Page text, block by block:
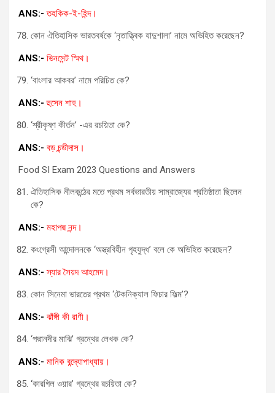
ANS:-তহকিক-ই-হিন্দ।
কোন ঐতিহাসিক ভারতবর্ষকে ‘নৃতাত্ত্বিক যাদুশালা’ নামে অভিহিত করেছেন?
ANS:- ভিনসেন্ট স্মিথ।
‘বাংলার আকবর’ নামে পরিচিত কে?
ANS:-হুসেন শাহ।
‘শ্রীকৃষ্ণ কীর্তন’ -এর রচয়িতা কে?
ANS:- বড় চন্ডীদাস।
Food SI Exam 2023 Questions and Answers
ঐতিহাসিক নীলকন্ঠের মতে প্রথম সর্বভারতীয় সাম্রাজ্যের প্রতিষ্ঠাতা ছিলেন
কে?
ANS:- মহাপদ্ম নন্দ।
কংগ্রেসী আন্দোলনকে ‘অস্ত্রবিহীন গৃহযুদ্ধ’ বলে কে অভিহিত করেছেন?
ANS:-স্যার সৈয়দ আহমেদ।
কোন সিনেমা ভারতের প্রথম ‘টেকনিক্যাল ফিচার ফিল্ম’?
ANS:- ঝাঁঙ্গী কী রাণী।
‘পদ্মানদীর মাঝি’ গ্রন্থের লেখক কে?
ANS:- মানিক বন্দ্যোপাধ্যায়।
‘কারগিল ওয়ার’ গ্রন্থের রচয়িতা কে?